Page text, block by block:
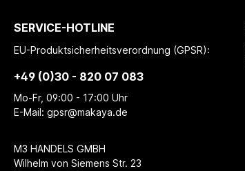
SERVICE-HOTLINE
EU-Produktsicherheitsverordnung (GPSR):
+49 (0)30 - 820 07 083
Mo-Fr, 09:00 - 17:00 Uhr
E-Mail: gpsr@makaya.de
M3 HANDELS GMBH
Wilhelm von Siemens Str. 23